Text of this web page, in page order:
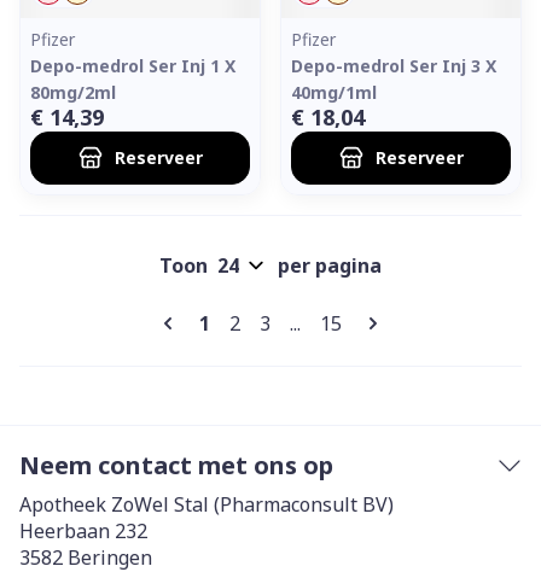
Pfizer
Depo-medrol Ser Inj 1 X
80mg/2ml
€ 14,39
Reserveer
Pfizer
Depo-medrol Ser Inj 3 X
40mg/1ml
€ 18,04
Reserveer
Pagina's
U lees momenteel pagina
1 Pagina
2 Pagina
3 ... Pagina
15
Toon per pagina
Neem contact met ons op
Apotheek ZoWel Stal (Pharmaconsult BV)
Heerbaan 232
3582 Beringen